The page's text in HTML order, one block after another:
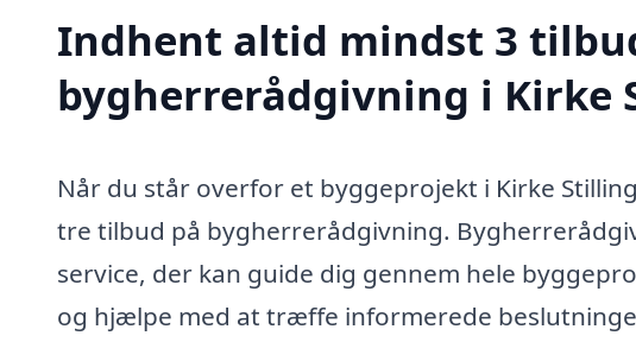
Indhent altid mindst 3
bygherrerådgivning i Kirke
Når du står overfor et byggeprojekt i Kirke
tre tilbud på bygherrerådgivning.
service, der kan guide dig gennem hele
og hjælpe med at træffe informerede